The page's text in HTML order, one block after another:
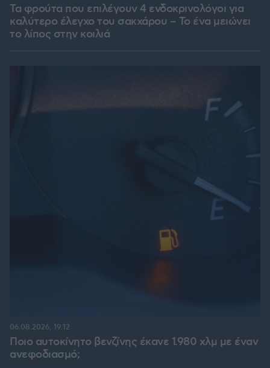
Τα φρούτα που επιλέγουν 4 ενδοκρινολόγοι για
καλύτερο έλεγχο του σακχάρου – Το ένα μειώνει
το λίπος στην κοιλιά
Ποιο αυτοκίνητο βενζίνης έκανε 1.980 χλμ με έναν
ανεφοδιασμό;
06.08.2026, 19:12